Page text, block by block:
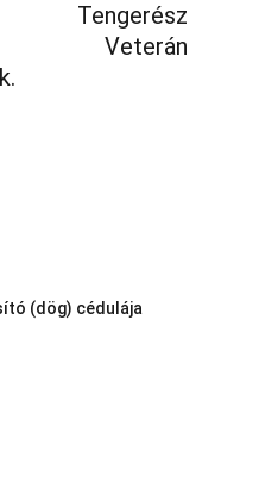
Tengerész
Veterán
(dög) cédulája